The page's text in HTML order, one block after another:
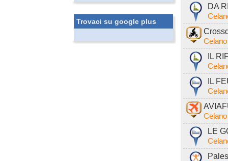
Trovaci su google plus
DA
IL
IL
LE